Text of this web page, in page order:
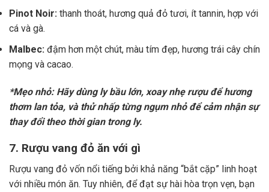
Pinot Noir: thanh thoát, hương quả đỏ tươi, ít tannin, hợp với
cá và gà.
Malbec: đậm hơn một chút, màu tím đẹp, hương trái cây chín
mọng và cacao.
*Mẹo nhỏ: Hãy dùng ly bầu lớn, xoay nhẹ rượu để hương
thơm lan tỏa, và thử nhấp từng ngụm nhỏ để cảm nhận sự
thay đổi theo thời gian trong ly.
7. Rượu vang đỏ ăn với gì
Rượu vang đỏ vốn nổi tiếng bởi khả năng “bắt cặp” linh hoạt
với nhiều món ăn. Tuy nhiên, để đạt sự hài hòa trọn vẹn, bạn